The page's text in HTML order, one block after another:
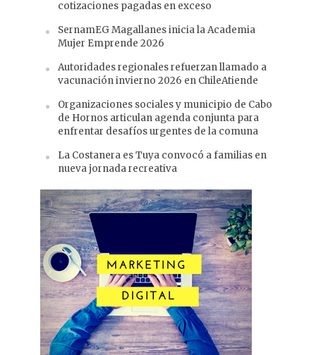
cotizaciones pagadas en exceso
SernamEG Magallanes inicia la Academia
Mujer Emprende 2026
Autoridades regionales refuerzan llamado a
vacunación invierno 2026 en ChileAtiende
Organizaciones sociales y municipio de Cabo
de Hornos articulan agenda conjunta para
enfrentar desafíos urgentes de la comuna
La Costanera es Tuya convocó a familias en
nueva jornada recreativa